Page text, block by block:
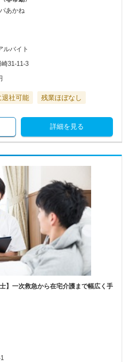
あかね
ルバイト
31-11-3
退社可能 残業ほぼなし
詳細を見る
】一次救急から在宅介護まで幅広く手